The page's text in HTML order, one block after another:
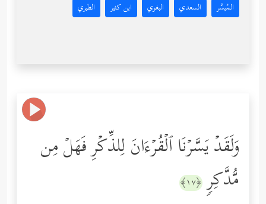
المُيسَّر السعدي البغوي ابن كثير الطبري
وَلَقَدۡ یَسَّرۡنَا ٱلۡقُرۡءَانَ لِلذِّكۡرِ فَهَلۡ مِن
مُّدَّكِرࣲ ﴿١٧﴾